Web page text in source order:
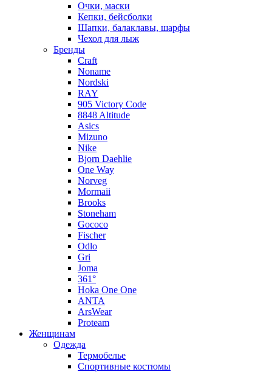
Очки, маски
Кепки, бейсболки
Шапки, балаклавы, шарфы
Чехол для лыж
Бренды
Craft
Noname
Nordski
RAY
905 Victory Code
8848 Altitude
Asics
Mizuno
Nike
Bjorn Daehlie
One Way
Norveg
Mormaii
Brooks
Stoneham
Gococo
Fischer
Odlo
Gri
Joma
361°
Hoka One One
ANTA
ArsWear
Proteam
Женщинам
Одежда
Термобелье
Спортивные костюмы